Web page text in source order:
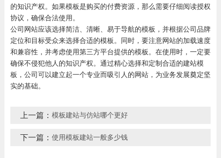
的知识产权。如果模板是购买的付费资源，那么需要仔细阅读授权
协议，确保合法使用。
公司网站应该选择简洁、清晰、易于导航的模板，并根据公司品牌
定位和目标受众来选择合适的模板。同时，要注意网站的加载速度
和兼容性，并考虑使用第三方平台提供的模板。在使用时，一定要
确保不侵犯他人的知识产权。通过精心选择和定制合适的建站模
板，公司可以建立起一个专业而吸引人的网站，为业务发展奠定坚
实的基础。
上一篇： 模板建站与仿站哪个更好
下一篇： 使用模板建站一般多少钱